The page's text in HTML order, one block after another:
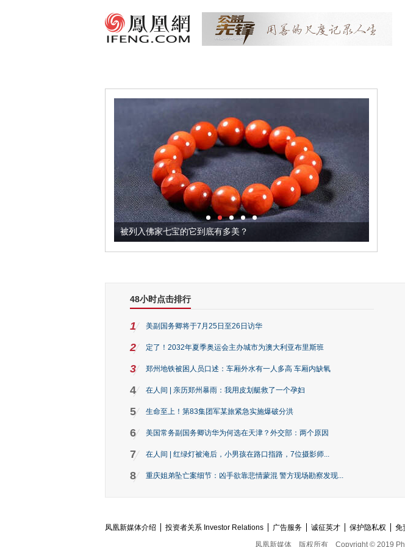
被列入佛家七宝的它到底有多美？ 这个
48小时点击排行
1 美副国务卿将于7月25日至26日访华
2 定了！2032年夏季奥运会主办城市为澳大利亚布里斯班
3 郑州地铁被困人员口述：车厢外水有一人多高 车厢内缺氧
4 在人间 | 亲历郑州暴雨：我用皮划艇救了一个孕妇
5 生命至上！第83集团军某旅紧急实施爆破分洪
6 美国常务副国务卿访华为何选在天津？外交部：两个原因
7 在人间 | 红绿灯被淹后，小男孩在路口指路，7位摄影师...
8 重庆姐弟坠亡案细节：凶手欲靠悲情蒙混 警方现场勘察发现...
凤凰新媒体介绍 投资者关系 Investor Relations 广告服务 诚征英才 保护隐私权 免
凤凰新媒体
版权所有 Copyright © 2019